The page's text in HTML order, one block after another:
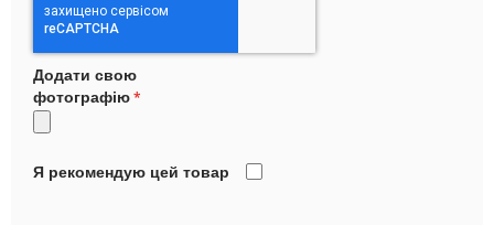
Додати свою
фотографію
Я рекомендую цей товар